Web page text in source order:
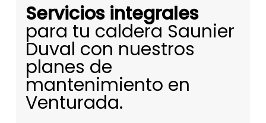
Servicios integrales
para tu caldera Saunier
Duval con nuestros
planes de
mantenimiento en
Venturada.